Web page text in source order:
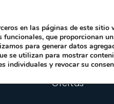
Ofertas
en las páginas de este sitio
que proporcionan
para generar datos
se utilizan para mostrar
individuales y revocar su